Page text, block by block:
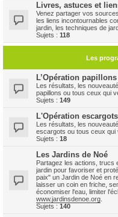
Livres, astuces et
Venez partager vos
les liens incontournables
jardin, les techniques de
Sujets : 118
Les
L’Opération papillons
Les résultats, les
papillons ou tous ceux qui
Sujets : 149
L'Opération escargots
Les résultats, les
escargots ou tous ceux qui
Sujets : 18
Les Jardins de Noé
Partagez les actions, trucs
jardin pour favoriser et
paix" un Jardin de Noé en
laisser un coin en friche,
économiser l'eau, limiter
www.jardinsdenoe.org
Sujets : 140